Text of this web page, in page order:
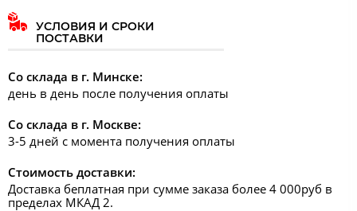
УСЛОВИЯ И СРОКИ
ПОСТАВКИ
Со склада в г. Минске:
день в день после получения оплаты
Со склада в г. Москве:
3-5 дней с момента получения оплаты
Стоимость доставки:
Доставка беплатная при сумме заказа более 4 000руб в
пределах МКАД 2.